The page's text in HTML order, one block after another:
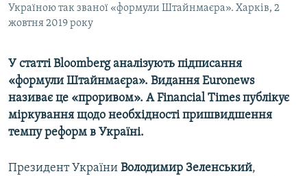
Усі сайти RFE/RL
Україною так званої «формули Штайнмаєра». Харків, 2
жовтня 2019 року
У статтіBloombergаналізують підписання
«формули Штайнмаєра». Видання Euronews
називає це «проривом». А Financial Times публікує
міркування щодо необхідності пришвидшення
темпу реформ в Україні.
Президент України Володимир Зеленський,